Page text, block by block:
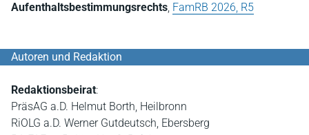
Aufenthaltsbestimmungsrechts, FamRB 2026, R5
Autoren und Redaktion
Redaktionsbeirat:
PräsAG a.D. Helmut Borth, Heilbronn
RiOLG a.D. Werner Gutdeutsch, Ebersberg